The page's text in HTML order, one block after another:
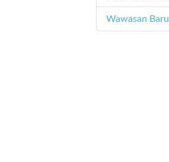
Wawasan Baru